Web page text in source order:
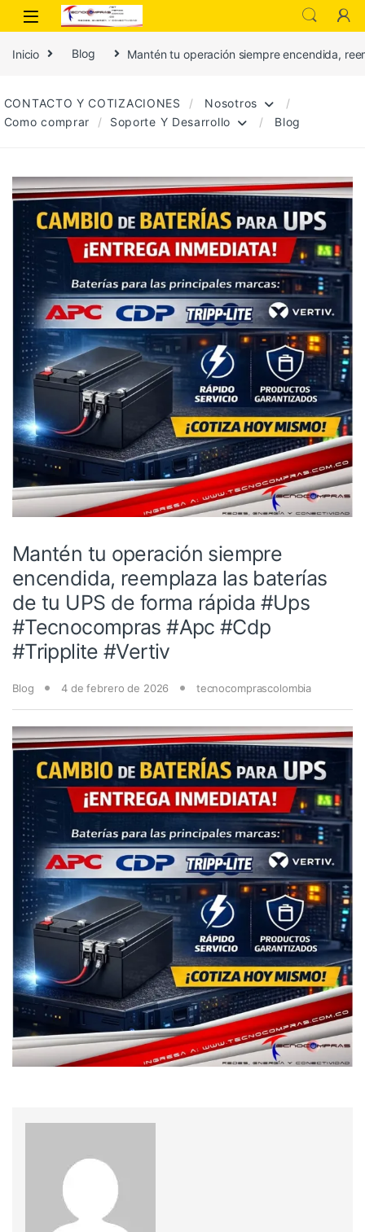
Inicio Blog Mantén tu operación siempre encendida,
CONTACTO Y COTIZACIONES
Nosotros
Como comprar
Soporte Y Desarrollo Blog
Mantén tu operación siempre
encendida, reemplaza las baterías
de tu UPS de forma rápida #Ups
#Tecnocompras #Apc #Cdp
#Tripplite #Vertiv
Blog 4 de febrero de 2026 tecnocomprascolombia